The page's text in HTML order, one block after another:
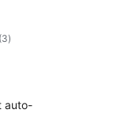
(3টা
মুঠ)
auto-